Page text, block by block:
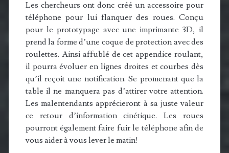
Les chercheurs ont donc créé un accessoire pour
téléphone pour lui flanquer des roues. Conçu
pour le prototypage avec une imprimante 3D, il
prend la forme d’une coque de protection avec des
roulettes. Ainsi affublé de cet appendice roulant,
il pourra évoluer en lignes droites et courbes dès
qu’il reçoit une notification. Se promenant que la
table il ne manquera pas d’attirer votre attention.
Les malentendants apprécieront à sa juste valeur
ce retour d’information cinétique. Les roues
pourront également faire fuir le téléphone afin de
vous aider à vous lever le matin!